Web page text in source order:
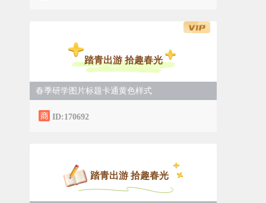
踏青出游 拾趣春光
春季研学图片标题卡通黄色样式
ID:170692
踏青出游 拾趣春光